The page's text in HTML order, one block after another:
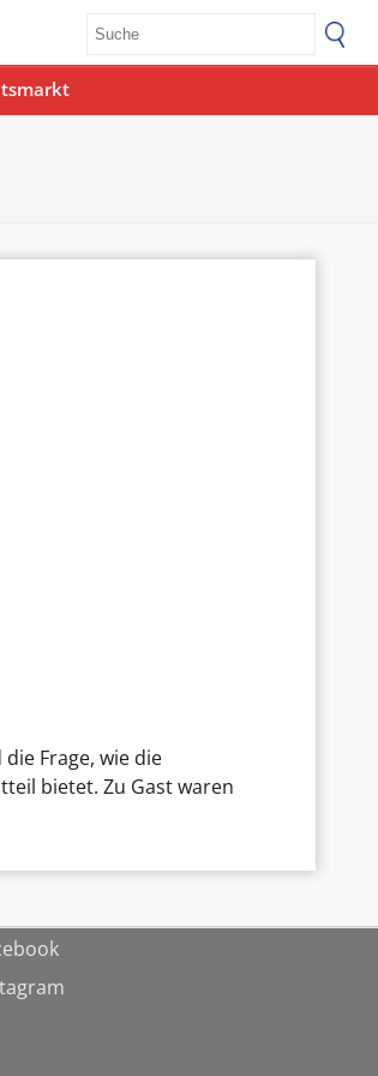
Frage, wie die
bietet. Zu Gast waren